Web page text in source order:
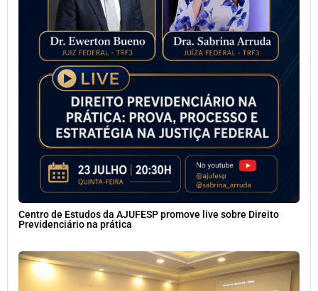
Centro de Estudos da AJUFESP promove live sobre Direito
Previdenciário na prática